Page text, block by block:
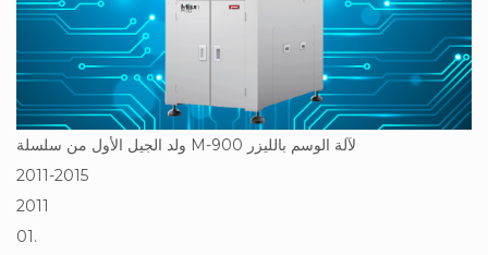
ولد الجيل الأول من سلسلة M-900 لآلة الوسم بالليزر
2011-2015
2011
01.